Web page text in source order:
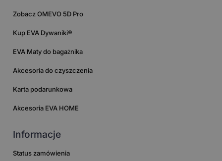
Zobacz OMEVO 5D Pro
Kup EVA Dywaniki®
EVA Maty do bagażnika
Akcesoria do czyszczenia
Karta podarunkowa
Akcesoria EVA HOME
Informacje
Status zamówienia